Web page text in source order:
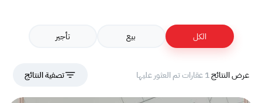
الكل بيع تأجير
عرض النتائج1 عقارات تم العثور عليها تصفية النتائج